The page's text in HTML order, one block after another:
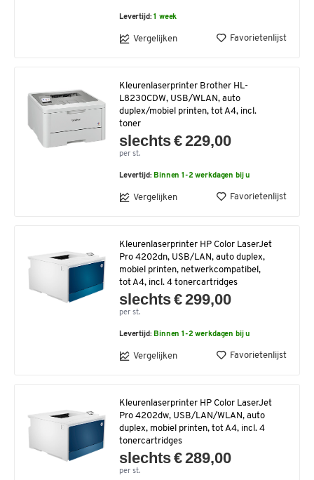
Levertijd:1 week
Vergelijken Favorietenlijst
Kleurenlaserprinter Brother HL-
L8230CDW, USB/WLAN, auto
duplex/mobiel printen, tot A4, incl.
toner
slechts € 229,00
per st.
Levertijd: Binnen 1-2 werkdagen bij u
Vergelijken Favorietenlijst
Kleurenlaserprinter HP Color LaserJet
Pro 4202dn, USB/LAN, auto duplex,
mobiel printen, netwerkcompatibel,
tot A4, incl. 4 tonercartridges
slechts € 299,00
per st.
Levertijd: Binnen 1-2 werkdagen bij u
Vergelijken Favorietenlijst
Kleurenlaserprinter HP Color LaserJet
Pro 4202dw, USB/LAN/WLAN, auto
duplex, mobiel printen, tot A4, incl. 4
tonercartridges
slechts € 289,00
per st.